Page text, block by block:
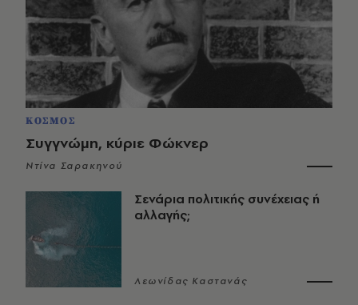
ΚΟΣΜΟΣ
Συγγνώμη, κύριε Φώκνερ
Ντίνα Σαρακηνού
Σενάρια πολιτικής συνέχειας ή
αλλαγής;
Λεωνίδας Καστανάς